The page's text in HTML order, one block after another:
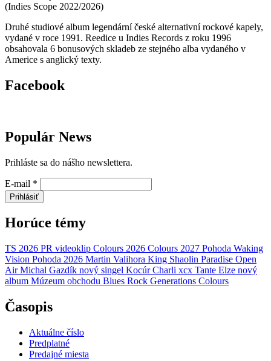
(Indies Scope 2022/2026)
Druhé studiové album legendární české alternativní rockové kapely,
vydané v roce 1991. Reedice u Indies Records z roku 1996
obsahovala 6 bonusových skladeb ze stejného alba vydaného v
Americe s anglický texty.
Facebook
Populár News
Prihláste sa do nášho newslettera.
E-mail *
Prihlásiť
Horúce témy
TS 2026 PR videoklip Colours 2026 Colours 2027 Pohoda Waking
Vision Pohoda 2026 Martin Valihora King Shaolin Paradise Open
Air Michal Gazdík nový singel Kocúr Charli xcx Tante Elze nový
album Múzeum obchodu Blues Rock Generations Colours
Časopis
Aktuálne číslo
Predplatné
Predajné miesta